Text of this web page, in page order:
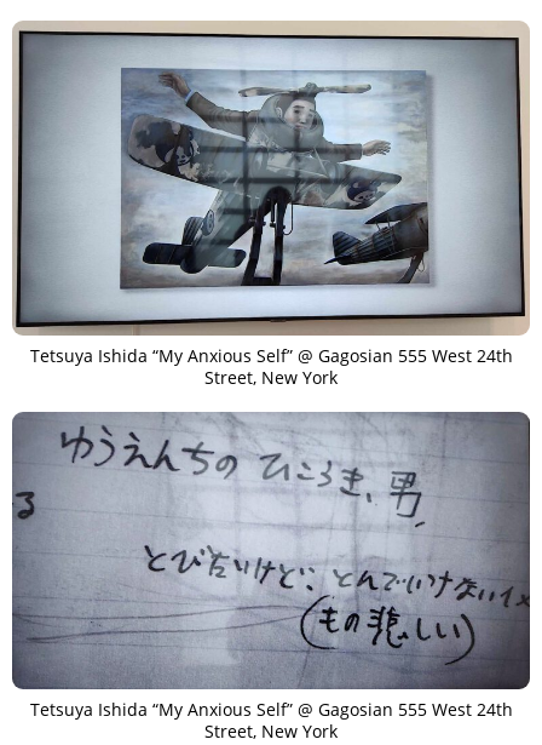
TAGS PEOPLE RANKING
Tetsuya Ishida “My Anxious Self” @ Gagosian 555 West 24th
Street, New York
Tetsuya Ishida “My Anxious Self” @ Gagosian 555 West 24th
Street, New York